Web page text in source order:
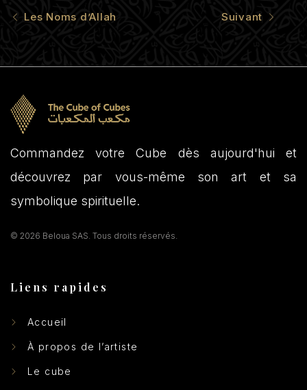
Les Noms d’Allah Suivant
Commandez votre Cube dès aujourd'hui et
découvrez par vous-même son art et sa
symbolique spirituelle.
© 2026 Beloua SAS. Tous droits réservés.
Liens rapides
Accueil
À propos de l’artiste
Le cube